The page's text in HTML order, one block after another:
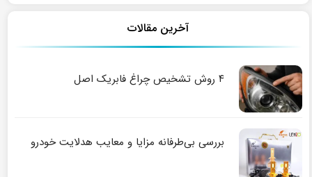
آخرین مقالات
۴ روش تشخیص چراغ فابریک اصل
بررسی بی‌طرفانه مزایا و معایب هدلایت خودرو